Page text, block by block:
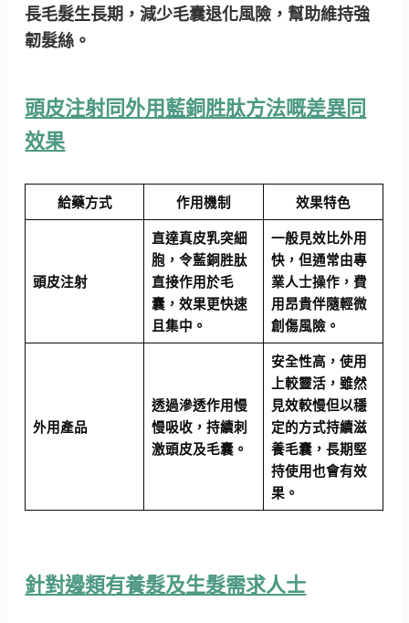
長毛髮生長期，減少毛囊退化風險，幫助維持強
韌髮絲。
頭皮注射同外用藍銅胜肽方法嘅差異同
效果
給藥方式 作用機制 效果特色
頭皮注射
直達真皮乳突細
胞，令藍銅胜肽
直接作用於毛
囊，效果更快速
且集中。
一般見效比外用
快，但通常由專
業人士操作，費
用昂貴伴隨輕微
創傷風險。
外用產品
透過滲透作用慢
慢吸收，持續刺
激頭皮及毛囊。
安全性高，使用
上較靈活，雖然
見效較慢但以穩
定的方式持續滋
養毛囊，長期堅
持使用也會有效
果。
針對邊類有養髮及生髮需求人士